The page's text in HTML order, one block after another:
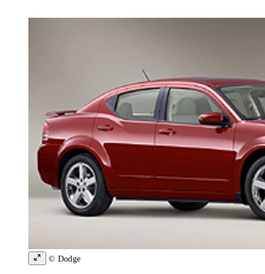
© Dodge